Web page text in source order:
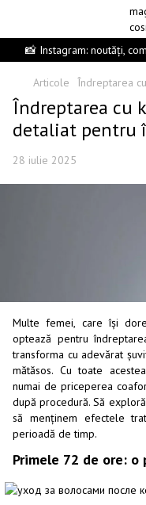
📸 Instagram: noutăți,
Articole Îndreptarea
Îndreptarea cu
detaliat pentru
28 iulie 2025
Multe femei, care își
optează pentru
transforma cu adevărat
mătăsos. Cu toate
numai de priceperea
după procedură. Să
să menținem efectele
perioadă de timp.
Primele 72 de ore: o